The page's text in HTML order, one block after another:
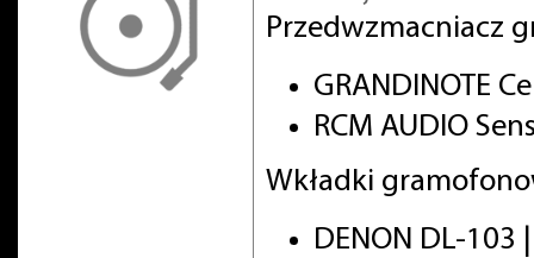
Przedwzmacniacz
GRANDINOTE
RCM AUDIO
Wkładki
DENON DL-103